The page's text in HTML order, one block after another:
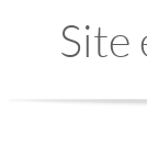
Site